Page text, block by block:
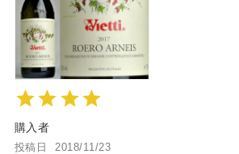
購入者
投稿日 2018/11/23